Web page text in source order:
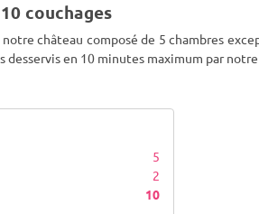
couchages
château composé de 5 chambres
desservis en 10 minutes maximum par
5
2
10